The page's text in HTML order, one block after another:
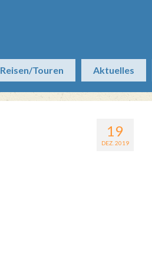
Reisen/Touren Aktuelles
19
DEZ. 2019